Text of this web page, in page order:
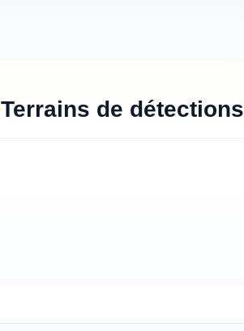
Terrains de détections